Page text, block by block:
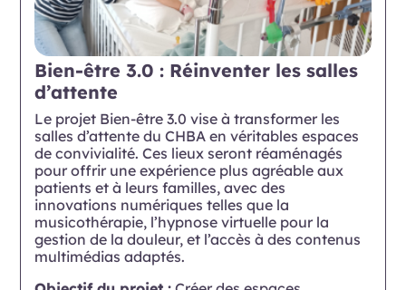
Bien-être 3.0 : Réinventer les salles
d’attente
Le projet Bien-être 3.0 vise à transformer les
salles d’attente du CHBA en véritables espaces
de convivialité. Ces lieux seront réaménagés
pour offrir une expérience plus agréable aux
patients et à leurs familles, avec des
innovations numériques telles que la
musicothérapie, l’hypnose virtuelle pour la
gestion de la douleur, et l’accès à des contenus
multimédias adaptés.